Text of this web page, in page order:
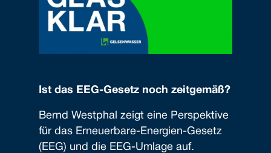
Ist das EEG-Gesetz noch zeitgemäß?
Bernd Westphal zeigt eine Perspektive
für das Erneuerbare-Energien-Gesetz
(EEG) und die EEG-Umlage auf.